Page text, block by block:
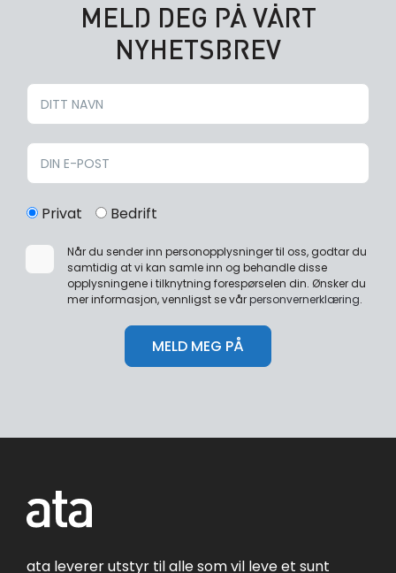
MELD DEG PÅ VÅRT
NYHETSBREV
Privat Bedrift
Når du sender inn personopplysninger til oss, godtar du
samtidig at vi kan samle inn og behandle disse
opplysningene i tilknytning forespørselen din. Ønsker du
mer informasjon, vennligst se vårpersonvernerklæring.
ata leverer utstyr til alle som vil leve et sunt